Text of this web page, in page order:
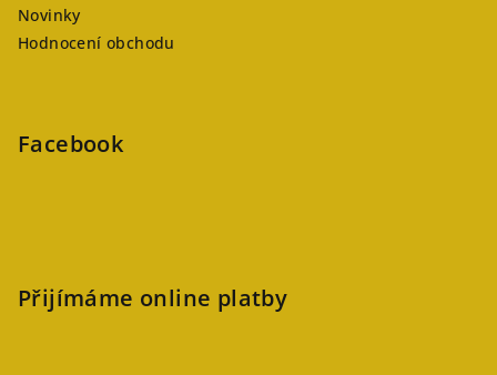
Novinky
Hodnocení obchodu
Facebook
Přijímáme online platby